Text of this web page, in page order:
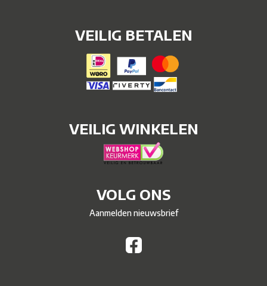
VEILIG BETALEN
VEILIG WINKELEN
VOLG ONS
Aanmelden nieuwsbrief